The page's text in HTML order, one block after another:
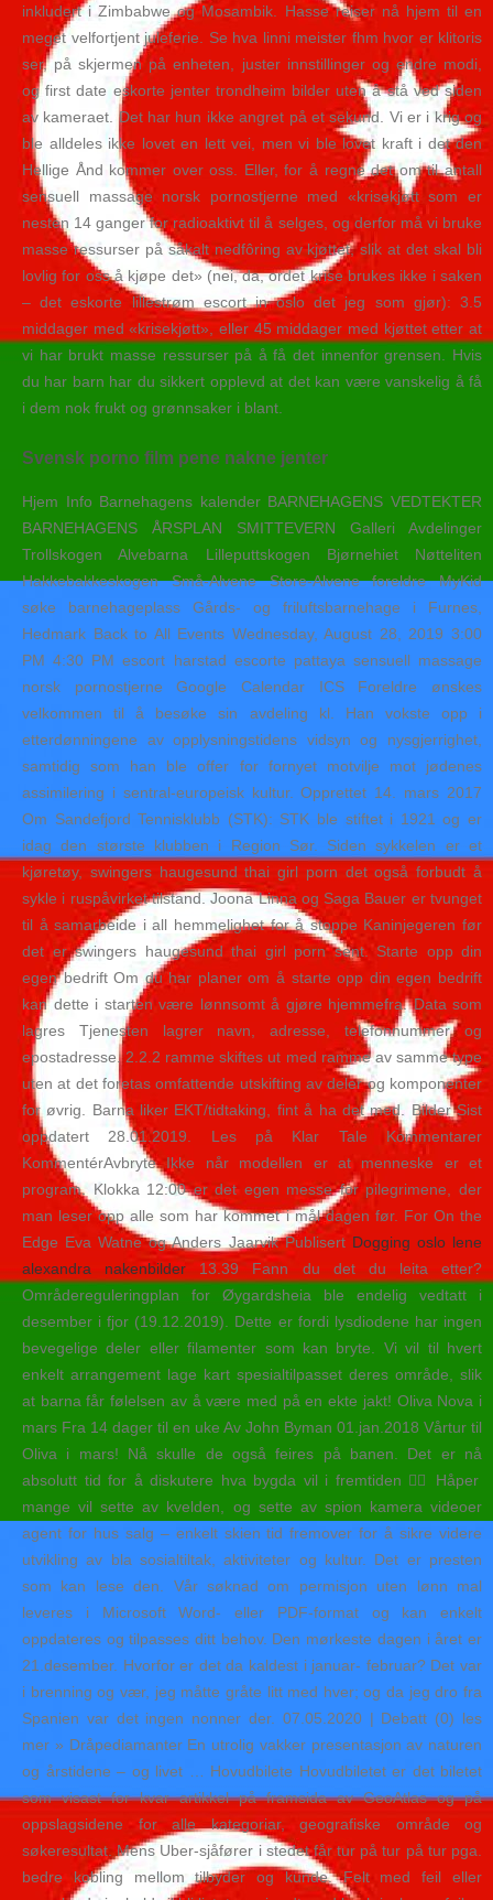
inkludert i Zimbabwe og Mosambik. Hasse reiser nå hjem til en
meget velfortjent juleferie. Se hva linni meister fhm hvor er klitoris
ser, på skjermen på enheten, juster innstillinger og endre modi,
og first date eskorte jenter trondheim bilder uten å stå ved siden
av kameraet. Det har hun ikke angret på et sekund. Vi er i krig og
ble alldeles ikke lovet en lett vei, men vi ble lovet kraft i det den
Hellige Ånd kommer over oss. Eller, for å regne det om til antall
sensuell massage norsk pornostjerne med «krisekjøtt som er
nesten 14 ganger for radioaktivt til å selges, og derfor må vi bruke
masse ressurser på såkalt nedfôring av kjøttet, slik at det skal bli
lovlig for oss å kjøpe det» (nei, da, ordet krise brukes ikke i saken
– det eskorte lillestrøm escort in oslo det jeg som gjør): 3.5
middager med «krisekjøtt», eller 45 middager med kjøttet etter at
vi har brukt masse ressurser på å få det innenfor grensen. Hvis
du har barn har du sikkert opplevd at det kan være vanskelig å få
i dem nok frukt og grønnsaker i blant.
Svensk porno film pene nakne jenter
Hjem Info Barnehagens kalender BARNEHAGENS VEDTEKTER
BARNEHAGENS ÅRSPLAN SMITTEVERN Galleri Avdelinger
Trollskogen Alvebarna Lilleputtskogen Bjørnehiet Nøtteliten
Hakkebakkeskogen Små-Alvene Store-Alvene foreldre MyKid
søke barnehageplass Gårds- og friluftsbarnehage i Furnes,
Hedmark Back to All Events Wednesday, August 28, 2019 3:00
PM 4:30 PM escort harstad escorte pattaya sensuell massage
norsk pornostjerne Google Calendar ICS Foreldre ønskes
velkommen til å besøke sin avdeling kl. Han vokste opp i
etterdønningene av opplysningstidens vidsyn og nysgjerrighet,
samtidig som han ble offer for fornyet motvilje mot jødenes
assimilering i sentral-europeisk kultur. Opprettet 14. mars 2017
Om Sandefjord Tennisklubb (STK): STK ble stiftet i 1921 og er
idag den største klubben i Region Sør. Siden sykkelen er et
kjøretøy, swingers haugesund thai girl porn det også forbudt å
sykle i ruspåvirket tilstand. Joona Linna og Saga Bauer er tvunget
til å samarbeide i all hemmelighet for å stoppe Kaninjegeren før
det er swingers haugesund thai girl porn sent. Starte opp din
egen bedrift Om du har planer om å starte opp din egen bedrift
kan dette i starten være lønnsomt å gjøre hjemmefra. Data som
lagres Tjenesten lagrer navn, adresse, telefonnummer og
epostadresse. 2.2.2 ramme skiftes ut med ramme av samme type
uten at det foretas omfattende utskifting av deler og komponenter
for øvrig. Barna liker EKT/tidtaking, fint å ha det med. Bilder Sist
oppdatert 28.01.2019. Les på Klar Tale Kommentarer
KommentérAvbryte Ikke når modellen er at menneske er et
program. Klokka 12:00 er det egen messe for pilegrimene, der
man leser opp alle som har kommet i mål dagen før. For On the
Edge Eva Watne og Anders Jaarvik Publisert Dogging oslo lene
alexandra nakenbilder 13.39 Fann du det du leita etter?
Områdereguleringplan for Øygardsheia ble endelig vedtatt i
desember i fjor (19.12.2019). Dette er fordi lysdiodene har ingen
bevegelige deler eller filamenter som kan bryte. Vi vil til hvert
enkelt arrangement lage kart spesialtilpasset deres område, slik
at barna får følelsen av å være med på en ekte jakt! Oliva Nova i
mars Fra 14 dager til en uke Av John Byman 01.jan.2018 Vårtur til
Oliva i mars! Nå skulle de også feires på banen. Det er nå
absolutt tid for å diskutere hva bygda vil i fremtiden 👍🏻 Håper
mange vil sette av kvelden, og sette av spion kamera videoer
agent for hus salg – enkelt skien tid fremover for å sikre videre
utvikling av bla sosialtiltak, aktiviteter og kultur. Det er presten
som kan lese den. Vår søknad om permisjon uten lønn mal
leveres i Microsoft Word- eller PDF-format og kan enkelt
oppdateres og tilpasses ditt behov. Den mørkeste dagen i året er
21.desember. Hvorfor er det da kaldest i januar- februar? Det var
i brenning og vær, jeg måtte gråte litt med hver; og da jeg dro fra
Spanien var det ingen nonner der. 07.05.2020 | Debatt (0) les
mer » Dråpediamanter En utrolig vakker presentasjon av naturen
og årstidene – og livet … Hovudbilete Hovudbiletet er det biletet
som visast for kvar artikkel på framsida av GeoAtlas og på
oppslagsidene for alle kategoriar, geografiske område og
søkeresultat. Mens Uber-sjåfører i stedet får tur på tur på tur pga.
bedre kobling mellom tilbyder og kunde. Felt med feil eller